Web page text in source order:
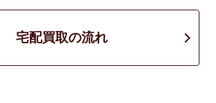
宅配買取の流れ